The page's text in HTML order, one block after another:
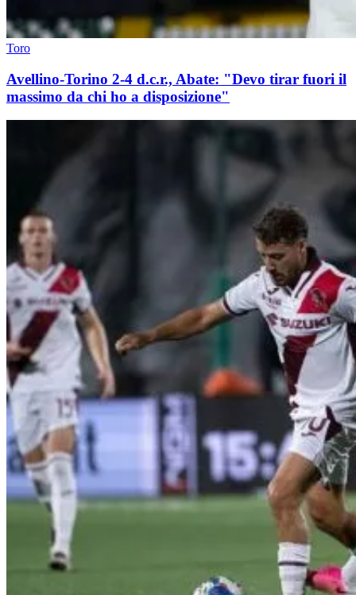
Toro
Avellino-Torino 2-4 d.c.r., Abate: "Devo tirar fuori il
massimo da chi ho a disposizione"